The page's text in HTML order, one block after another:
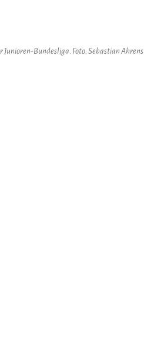
Junioren-Bundesliga. Foto: Sebastian Ahrens